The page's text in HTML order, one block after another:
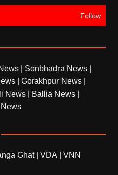
Follow
Sonbhadra News
Gorakhpur News
News Ballia News
Ghat| VDA VNN